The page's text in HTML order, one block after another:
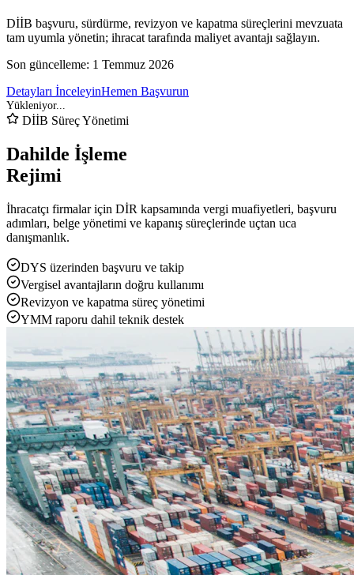
DİİB başvuru, sürdürme, revizyon ve kapatma süreçlerini mevzuata
tam uyumla yönetin; ihracat tarafında maliyet avantajı sağlayın.
Son güncelleme: 1 Temmuz 2026
Detayları İnceleyinHemen Başvurun
Yükleniyor...
DİİB Süreç Yönetimi
Dahilde İşleme
Rejimi
İhracatçı firmalar için DİR kapsamında vergi muafiyetleri, başvuru
adımları, belge yönetimi ve kapanış süreçlerinde uçtan uca
danışmanlık.
DYS üzerinden başvuru ve takip
Vergisel avantajların doğru kullanımı
Revizyon ve kapatma süreç yönetimi
YMM raporu dahil teknik destek